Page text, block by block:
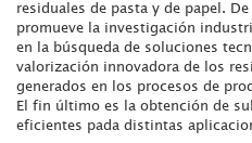
residuales de pasta y de papel.
promueve la investigación
en la búsqueda de soluciones
valorización innovadora de los
generados en los procesos de
El fin último es la obtención de
eficientes pada distintas